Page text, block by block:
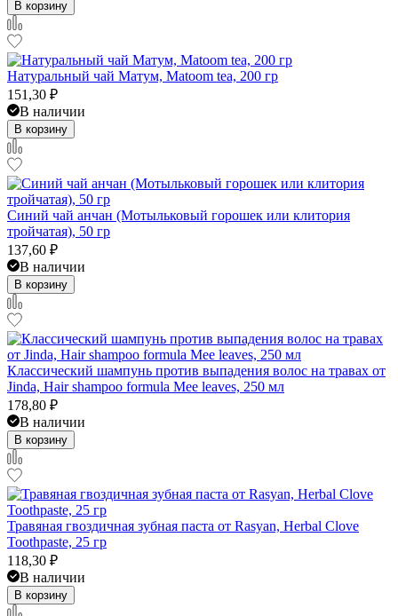
В корзину
Натуральный чай Матум, Matoom tea, 200 гр
151,30 ₽
В наличии
В корзину
Синий чай анчан (Мотыльковый горошек или клитория
тройчатая), 50 гр
137,60 ₽
В наличии
В корзину
Классический шампунь против выпадения волос на травах от
Jinda, Hair shampoo formula Mee leaves, 250 мл
178,80 ₽
В наличии
В корзину
Травяная гвоздичная зубная паста от Rasyan, Herbal Clove
Toothpaste, 25 гр
118,30 ₽
В наличии
В корзину